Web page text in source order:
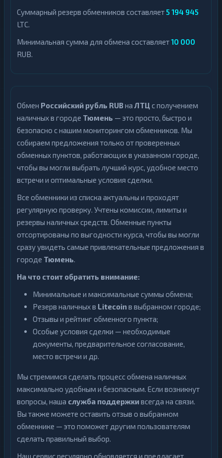
Суммарный резерв обменников составляет5 194 945
LTC.
Минимальная сумма для обмена составляет10 000
RUB.
Обмен Российский рубль RUBна ЛТЦ с получением
наличных в городе Тюмень — это просто, быстро и
безопасно с нашим мониторингом обменников. Мы
собираем предложения только от проверенных
обменных пунктов, работающих в указанном городе,
чтобы вы могли выбрать лучший курс, удобное место
встречи и оптимальные условия сделки.
Все обменники из списка актуальны и проходят
регулярную проверку. Учтены комиссии, лимиты и
резервы наличных средств. Обменные пункты
отсортированы по выгодности курса, чтобы вы могли
сразу увидеть самые привлекательные предложения в
городе Тюмень.
На что стоит обратить внимание:
Минимальные и максимальные суммы обмена;
Резерв наличных в Litecoinв выбранном городе;
Отзывы и рейтинг обменного пункта;
Особые условия сделки — необходимые
документы, предварительное согласование,
место встречи и др.
Мы стремимся сделать процесс обмена наличных
максимально удобным и безопасным. Если возникнут
вопросы, наша служба поддержкивсегда на связи.
Вы также можете оставить отзыв о выбранном
обменнике — это поможет другим пользователям
сделать правильный выбор.
Наш сервис регулярно обновляется и предлагает